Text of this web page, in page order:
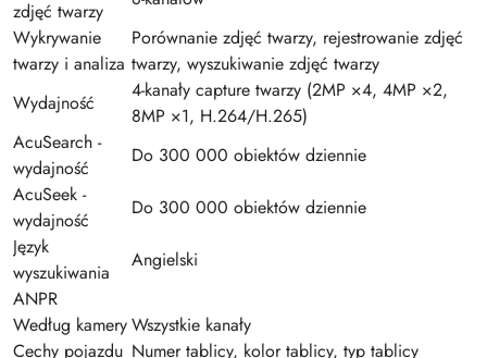
zdjęć twarzy
Wykrywanie
twarzy i analiza
Porównanie zdjęć twarzy, rejestrowanie zdjęć
twarzy, wyszukiwanie zdjęć twarzy
Wydajność
4-kanały capture twarzy (2MP ×4, 4MP ×2,
8MP ×1, H.264/H.265)
AcuSearch -
wydajność
Do 300 000 obiektów dziennie
AcuSeek -
wydajność
Do 300 000 obiektów dziennie
Język
wyszukiwania
Angielski
ANPR
Według kameryWszystkie kanały
Cechy pojazdu Numer tablicy, kolor tablicy, typ tablicy